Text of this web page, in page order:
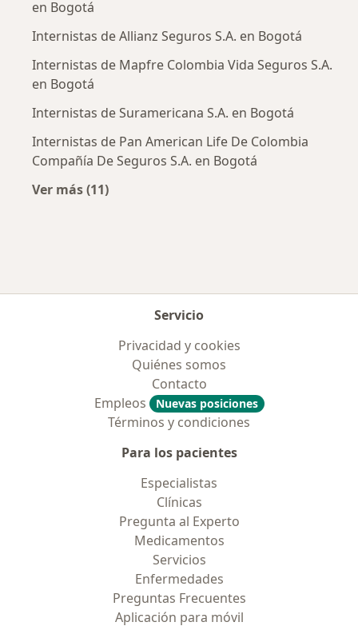
en Bogotá
Internistas de Allianz Seguros S.A. en Bogotá
Internistas de Mapfre Colombia Vida Seguros S.A.
en Bogotá
Internistas de Suramericana S.A. en Bogotá
Internistas de Pan American Life De Colombia
Compañía De Seguros S.A. en Bogotá
Ver más (11)
Servicio
Privacidad y cookies
Quiénes somos
Contacto
Empleos
Nuevas posiciones
Términos y condiciones
Para los pacientes
Especialistas
Clínicas
Pregunta al Experto
Medicamentos
Servicios
Enfermedades
Preguntas Frecuentes
Aplicación para móvil